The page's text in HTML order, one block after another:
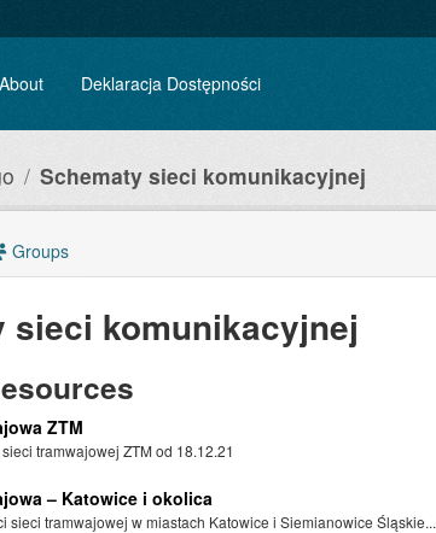
About Deklaracja Dostępności
Schematy sieci komunikacyjnej
Groups
sieci komunikacyjnej
ZTM
tramwajowej ZTM od 18.12.21
– Katowice i okolica
sieci tramwajowej w miastach Katowice i Siemianowice Śląskie...